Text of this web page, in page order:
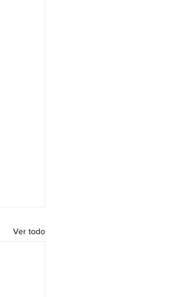
Ver todo